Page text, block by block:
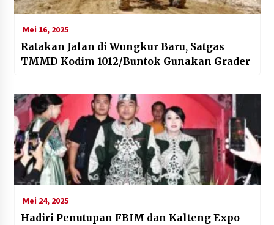
Mei 16, 2025
Ratakan Jalan di Wungkur Baru, Satgas
TMMD Kodim 1012/Buntok Gunakan Grader
Mei 24, 2025
Hadiri Penutupan FBIM dan Kalteng Expo